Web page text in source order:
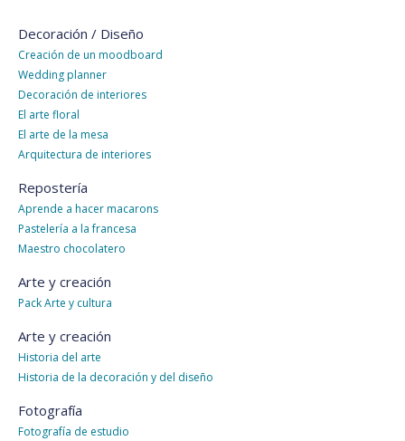
Decoración / Diseño
Creación de un moodboard
Wedding planner
Decoración de interiores
El arte floral
El arte de la mesa
Arquitectura de interiores
Repostería
Aprende a hacer macarons
Pastelería a la francesa
Maestro chocolatero
Arte y creación
Pack Arte y cultura
Arte y creación
Historia del arte
Historia de la decoración y del diseño
Fotografía
Fotografía de estudio